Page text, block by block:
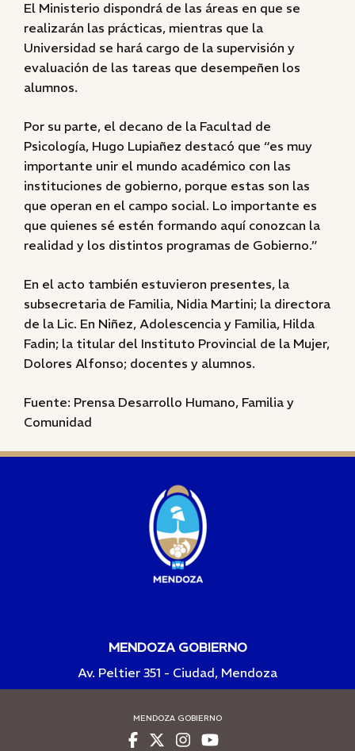
El Ministerio dispondrá de las áreas en que se
realizarán las prácticas, mientras que la
Universidad se hará cargo de la supervisión y
evaluación de las tareas que desempeñen los
alumnos.
Por su parte, el decano de la Facultad de
Psicología, Hugo Lupiañez destacó que “es muy
importante unir el mundo académico con las
instituciones de gobierno, porque estas son las
que operan en el campo social. Lo importante es
que quienes sé estén formando aquí conozcan la
realidad y los distintos programas de Gobierno.”
En el acto también estuvieron presentes, la
subsecretaria de Familia, Nidia Martini; la directora
de la Lic. En Niñez, Adolescencia y Familia, Hilda
Fadin; la titular del Instituto Provincial de la Mujer,
Dolores Alfonso; docentes y alumnos.
Fuente: Prensa Desarrollo Humano, Familia y
Comunidad
MENDOZA GOBIERNO
Av. Peltier 351 - Ciudad, Mendoza
MENDOZA GOBIERNO